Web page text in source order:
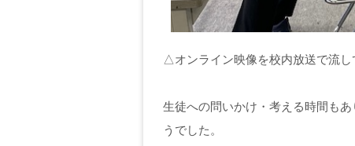
△オンライン映像を校内放送で流し
生徒への問いかけ・考える時間も
うでした。